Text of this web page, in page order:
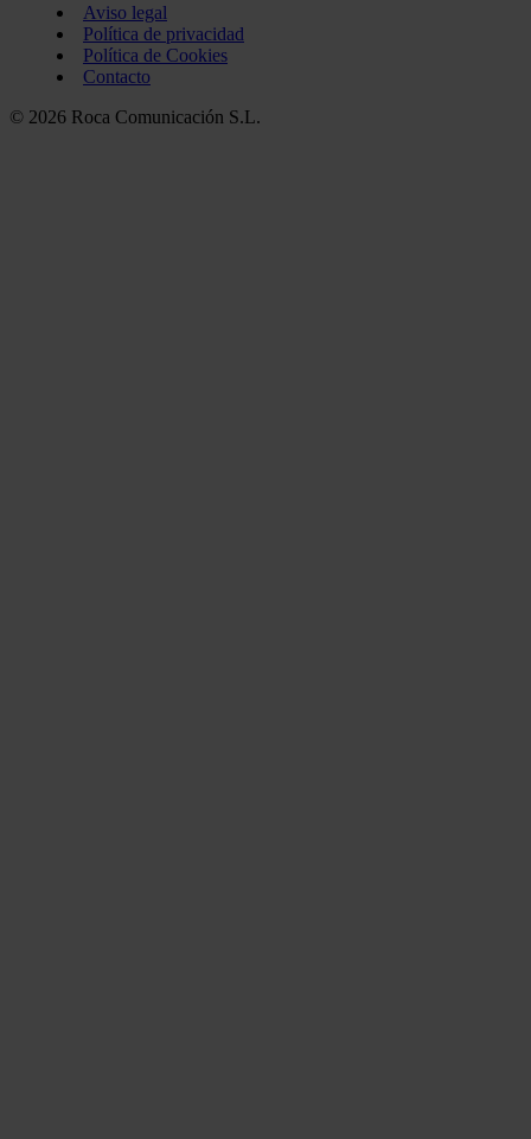
Aviso legal
Política de privacidad
Política de Cookies
Contacto
© 2026 Roca Comunicación S.L.